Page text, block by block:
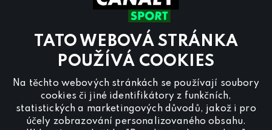
TATO WEBOVÁ STRÁNKA
POUŽÍVÁ COOKIES
Na těchto webových stránkách se používají soubory
cookies či jiné identifikátory z funkčních,
statistických a marketingových důvodů, jakož i pro
účely zobrazování personalizovaného obsahu.
8.00 – 18:00
inzerci na programu CANAL+ Sport
nás
kontaktujte nareklama@canalplus.cz
Naši redakci kontaktujete na
redakce@canalplus.cz